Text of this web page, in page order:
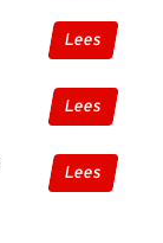
Lees
Lees
Lees